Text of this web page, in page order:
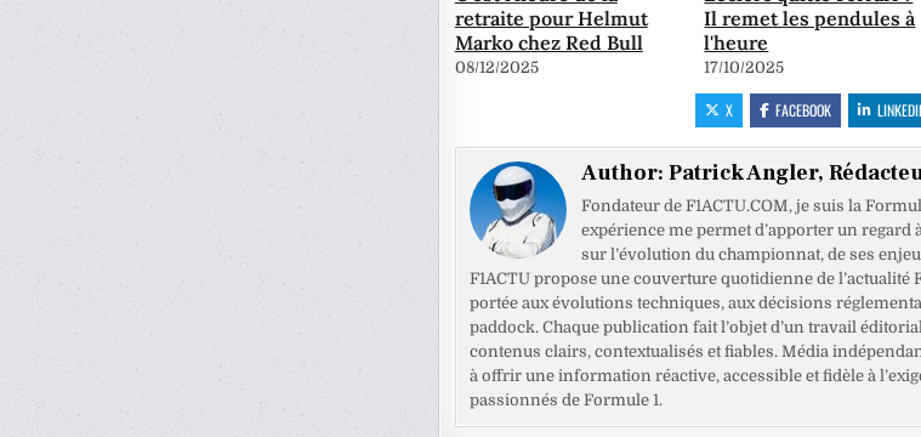
retraite pour Helmut
Marko chez Red Bull
08/12/2025
Il remet les pendules à
l'heure
17/10/2025
X FACEBOOK
Author: Patrick Angler,
Fondateur de F1ACTU.COM, je suis la
expérience me permet d’apporter un regard
sur l’évolution du championnat, de ses
F1ACTU propose une couverture quotidienne de l’actualité
portée aux évolutions techniques, aux décisions
paddock. Chaque publication fait l’objet d’un travail
contenus clairs, contextualisés et fiables. Média
à offrir une information réactive, accessible et fidèle à
passionnés de Formule 1.